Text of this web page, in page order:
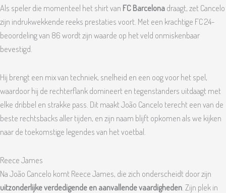
Als speler die momenteel het shirt van FC Barcelonadraagt, zet Cancelo
zijn indrukwekkende reeks prestaties voort. Met een krachtige FC 24-
beoordeling van 86 wordt zijn waarde op het veld onmiskenbaar
bevestigd.
Hij brengt een mix van techniek, snelheid en een oog voor het spel,
waardoor hij de rechterflank domineert en tegenstanders uitdaagt met
elke dribbel en strakke pass. Dit maakt João Cancelo terecht een van de
beste rechtsbacks aller tijden, en zijn naam blijft opkomen als we kijken
naar de toekomstige legendes van het voetbal.
Reece James
Na João Cancelo komt Reece James, die zich onderscheidt door zijn
uitzonderlijke verdedigende en aanvallende vaardigheden . Zijn plek in